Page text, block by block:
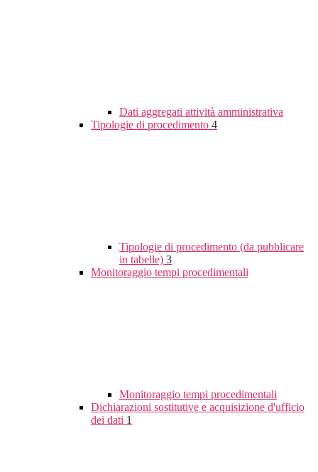
Dati aggregati attività amministrativa
Tipologie di procedimento 4
Tipologie di procedimento (da pubblicare
in tabelle) 3
Monitoraggio tempi procedimentali
Monitoraggio tempi procedimentali
Dichiarazioni sostitutive e acquisizione d'ufficio
dei dati 1